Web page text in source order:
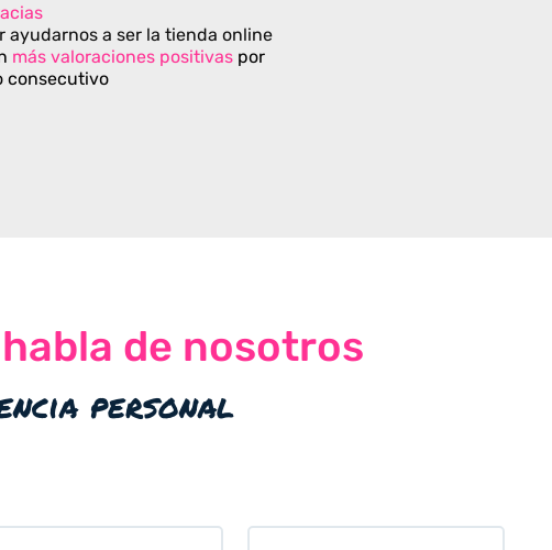
a ser la tienda online
más valoraciones positivas por
consecutivo
de nosotros
personal